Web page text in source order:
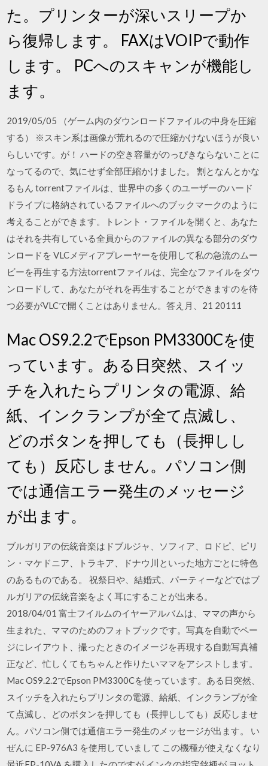
た。プリンターが深いスリープか
ら復帰します。 FAXはVOIPで動作
します。 PCへのスキャンが機能し
ます。
2019/05/05 （ゲーム内のダウンロードファイルの中身を圧縮
する） ※スキン系は画像が荒れるので圧縮かけないほうが良い
らしいです。が！ ハードの空き容量がのっぴきならないことに
なってるので、気にせず全部圧縮かけました。 割となんとかな
るもん torrentファイルは、世界中の多くのユーザーのハード
ドライブに格納されているファイルへのブックマークのように
考えることができます。トレント・ファイルを開くと、あなた
はそれを共有している全員からのファイルの異なる部分のダウ
ンロードを VLCメディアプレーヤーを使用して私の急流のムー
ビーを再生する方法torrentファイルは、完全なファイルをダウ
ンロードして、あなたがそれを再生することができますのを待
つ必要がVLCで開くことはありません。答え月、21 20111
Mac OS9.2.2でEpson PM3300Cを使
っています。ある日突然、スイッ
チを入れたらプリンタの電源、給
紙、インクランプが全て点滅し、
どのボタンを押しても（長押しし
ても）反応しません。パソコン側
では通信エラー発生のメッセージ
が出ます。
ブルガリアの伝統音楽はドブルジャ、ソフィア、ロドピ、ピリ
ン・マケドニア、トラキア、ドナウ川といった地方ごとに特色
のあるものである。 祝祭日や、結婚式、パーティーなどではブ
ルガリアの伝統音楽をよく耳にすることが出来る。
2018/04/01 富士フイルムのイヤーアルバムは、ママの声から
生まれた、ママのためのフォトブックです。写真を自動でペー
ジにレイアウト、撮ったときのイメージを再現する自動写真補
正など、忙しくてもちゃんと作りたいママをアシストします。
Mac OS9.2.2でEpson PM3300Cを使っています。ある日突然、
スイッチを入れたらプリンタの電源、給紙、インクランプが全
て点滅し、どのボタンを押しても（長押ししても）反応しませ
ん。パソコン側では通信エラー発生のメッセージが出ます。 い
ぜんに EP-976A3 を使用していまして この機種が使えなくなり